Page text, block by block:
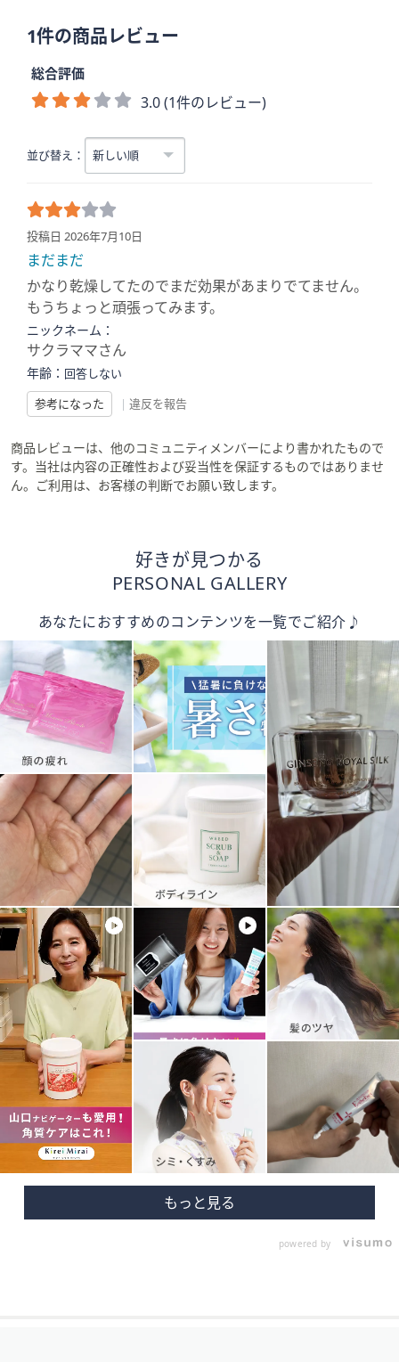
1件の商品レビュー
総合評価
3.0 (1件のレビュー)
並び替え：
投稿日 2026年7月10日
まだまだ
かなり乾燥してたのでまだ効果があまりでてません。
もうちょっと頑張ってみます。
ニックネーム：
サクラママさん
年齢： 回答しない
参考になった
| 違反を報告
商品レビューは、他のコミュニティメンバーにより書かれたもので
す。当社は内容の正確性および妥当性を保証するものではありませ
ん。ご利用は、お客様の判断でお願い致します。
好きが見つかる
PERSONAL GALLERY
あなたにおすすめのコンテンツを一覧でご紹介♪
powered by